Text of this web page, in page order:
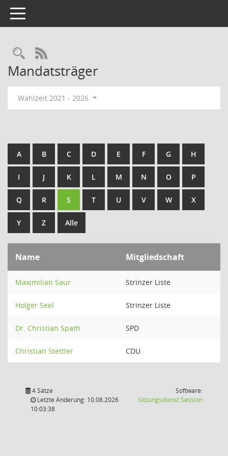
Toggle navigation
Rechercheauswahl
RSS-Feed
Mandatsträger
Wahlzeit 2021 - 2026
A B C D E F G H
I J K L M N O P
Q R S T U V W X
Y Z Alle
Name Mitgliedschaft
Maximilian Saur Strinzer Liste
Holger Seel Strinzer Liste
Dr. Christian Spath SPD
Christian Stettler CDU
4 Sätze
Letzte Änderung: 10.08.2026
10:03:38
Software:
SitzungsdienstSession(Wird in